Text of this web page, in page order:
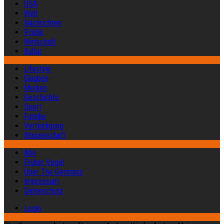
USA
Welt
Nachrichten
Politik
Wirtschaft
Kultur
Lifestyle
Glauben
Medien
Geschichte
Sport
Familie
Verteidigung
Wissenschaft
Abo
Früher Vogel
Über The Germanz
Impressum
Datenschutz
Login